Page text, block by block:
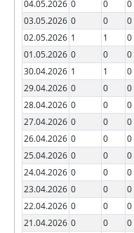
04.05.2026 0 0 0
03.05.2026 0 0 0
02.05.2026 1 1 0
01.05.2026 0 0 0
30.04.2026 1 1 0
29.04.2026 0 0 0
28.04.2026 0 0 0
27.04.2026 0 0 0
26.04.2026 0 0 0
25.04.2026 0 0 0
24.04.2026 0 0 0
23.04.2026 0 0 0
22.04.2026 0 0 0
21.04.2026 0 0 0